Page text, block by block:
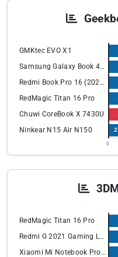
GMKtec EVO X1
Samsung Galaxy Book 4 Edge 14”
Redmi Book Pro 16 (2024) mit Intel Ultra
RedMagic Titan 16 Pro
Chuwi CoreBook X 7430U
Ninkear N15 Air N150
0
RedMagic Titan 16 Pro
Redmi G 2021 Gaming Laptop
Xiaomi Mi Notebook Pro X 15